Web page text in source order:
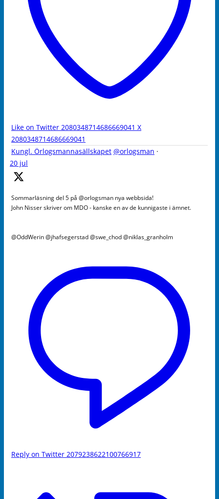
Like on Twitter 2080348714686669041 X
2080348714686669041
Kungl. Örlogsmannasällskapet @orlogsman ·
20 jul
Sommarläsning del 5 på @orlogsman nya webbsida!
John Nisser skriver om MDO - kanske en av de kunnigaste i ämnet.
@OddWerin @jhafsegerstad @swe_chod @niklas_granholm
Reply on Twitter 2079238622100766917